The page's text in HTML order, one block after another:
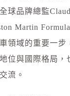
球品牌總監
Martin
領域的重要一步
位與國際格局，
流。